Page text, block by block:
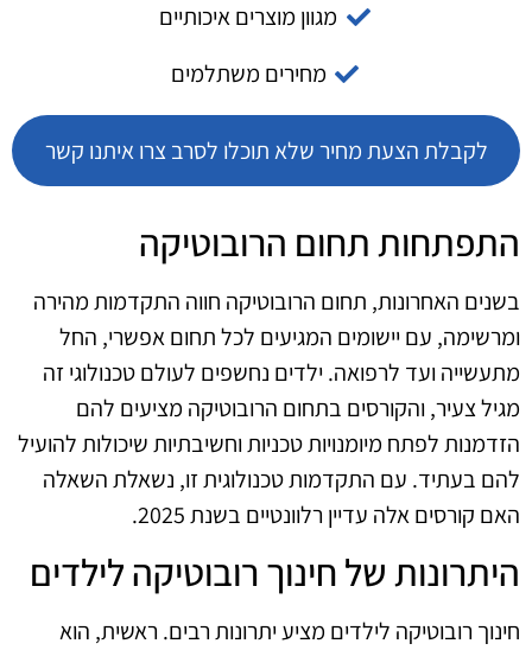
מגוון מוצרים איכותיים
מחירים משתלמים
לקבלת הצעת מחיר שלא תוכלו לסרב צרו איתנו קשר
התפתחות תחום הרובוטיקה
בשנים האחרונות, תחום הרובוטיקה חווה התקדמות מהירה
ומרשימה, עם יישומים המגיעים לכל תחום אפשרי, החל
מתעשייה ועד לרפואה. ילדים נחשפים לעולם טכנולוגי זה
מגיל צעיר, והקורסים בתחום הרובוטיקה מציעים להם
הזדמנות לפתח מיומנויות טכניות וחשיבתיות שיכולות להועיל
להם בעתיד. עם התקדמות טכנולוגית זו, נשאלת השאלה
האם קורסים אלה עדיין רלוונטיים בשנת 2025.
היתרונות של חינוך רובוטיקה לילדים
חינוך רובוטיקה לילדים מציע יתרונות רבים. ראשית, הוא